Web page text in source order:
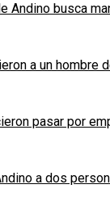
Andino busca
a un hombre
pasar por
a dos